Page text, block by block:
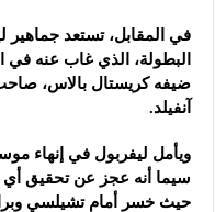
في المقابل، تستعد جماهير
البطولة، الذي غاب عنه في
ضيفه كريستال بالاس،
آنفيلد.
ويأمل ليفربول في إنهاء
سيما أنه عجز عن تحقيق أي
حيث خسر أمام تشيلسي